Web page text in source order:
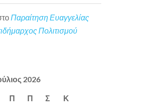
Παραίτηση Ευαγγελίας
Πολιτισμού
2026
Π Π Σ Κ